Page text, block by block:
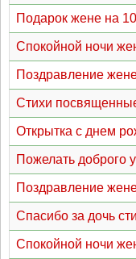
Подарок жене на
Спокойной ночи
Поздравление
Стихи
Открытка с днем
Пожелать доброго
Поздравление
Спасибо за дочь
Спокойной ночи